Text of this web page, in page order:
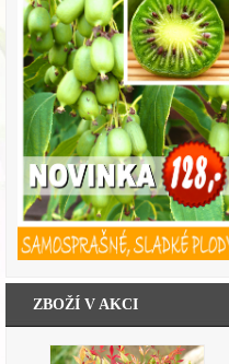
ZBOŽÍ V AKCI